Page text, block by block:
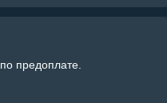
предоплате.